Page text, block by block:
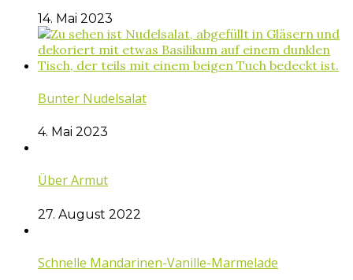
14. Mai 2023
Bunter Nudelsalat
4. Mai 2023
Über Armut
27. August 2022
Schnelle Mandarinen-Vanille-Marmelade